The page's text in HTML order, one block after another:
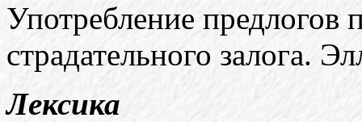
Употребление предлогов
страдательного залога.
Лексика